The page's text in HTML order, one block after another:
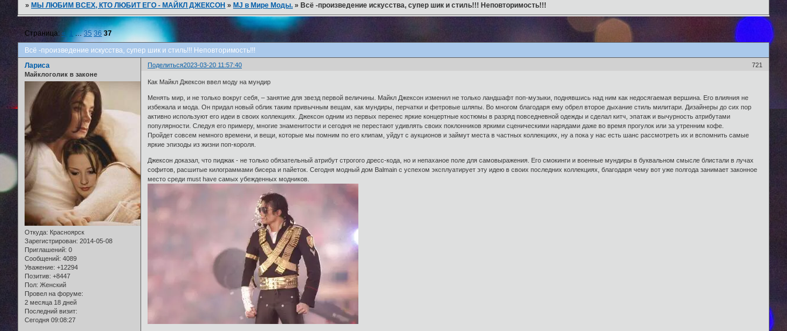
»МЫ ЛЮБИМ ВСЕХ, КТО ЛЮБИТ ЕГО - МАЙКЛ ДЖЕКСОН »MJ в Мире Моды. »Всё -произведение искусства, супер шик и стиль!!! Неповторимость!!!
Всё -произведение искусства, супер шик и стиль!!! Неповторимость!!!
Страница:« 1 … 35 36 37
Поделиться 721
2023-03-20 11:57:40
Лариса
Майклоголик в законе
Откуда: Красноярск
Зарегистрирован: 2014-05-08
Приглашений: 0
Сообщений: 4089
Уважение: +12294
Позитив: +8447
Пол: Женский
Провел на форуме:
2 месяца 18 дней
Последний визит:
Сегодня 09:08:27
Как Майкл Джексон ввел моду на мундир
Менять мир, и не только вокруг себя, – занятие для звезд первой величины. Майкл Джексон изменил не только ландшафт поп-музыки, поднявшись над ним как недосягаемая вершина. Его влияния не
избежала и мода. Он придал новый облик таким привычным вещам, как мундиры, перчатки и фетровые шляпы. Во многом благодаря ему обрел второе дыхание стиль милитари. Дизайнеры до сих пор
активно используют его идеи в своих коллекциях. Джексон одним из первых перенес яркие концертные костюмы в разряд повседневной одежды и сделал китч, эпатаж и вычурность атрибутами
популярности. Следуя его примеру, многие знаменитости и сегодня не перестают удивлять своих поклонников яркими сценическими нарядами даже во время прогулок или за утренним кофе.
Пройдет совсем немного времени, и вещи, которые мы помним по его клипам, уйдут с аукционов и займут места в частных коллекциях, ну а пока у нас есть шанс рассмотреть их и вспомнить самые
яркие эпизоды из жизни поп-короля.
Джексон доказал, что пиджак - не только обязательный атрибут строгого дресс-кода, но и непаханое поле для самовыражения. Его смокинги и военные мундиры в буквальном смысле блистали в лучах
софитов, расшитые килограммами бисера и пайеток. Сегодня модный дом Balmain с успехом эксплуатирует эту идею в своих последних коллекциях, благодаря чему вот уже полгода занимает законное
место среди must have самых убежденных модников.